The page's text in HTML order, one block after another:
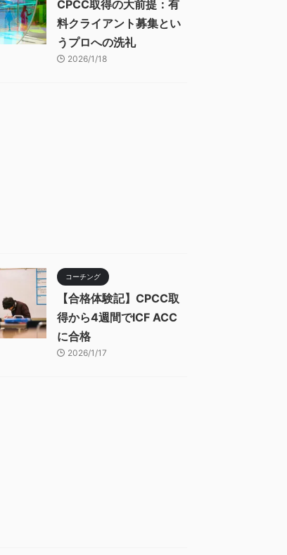
CPCC取得の大前提：有
料クライアント募集とい
うプロへの洗礼
2026/1/18
コーチング
【合格体験記】CPCC取
得から4週間でICF ACC
に合格
2026/1/17